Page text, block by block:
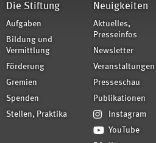
Die Stiftung
Aufgaben
Bildung und
Vermittlung
Förderung
Gremien
Spenden
Stellen, Praktika
Neuigkeiten
Aktuelles,
Presseinfos
Newsletter
Veranstaltungen
Presseschau
Publikationen
Instagram
YouTube